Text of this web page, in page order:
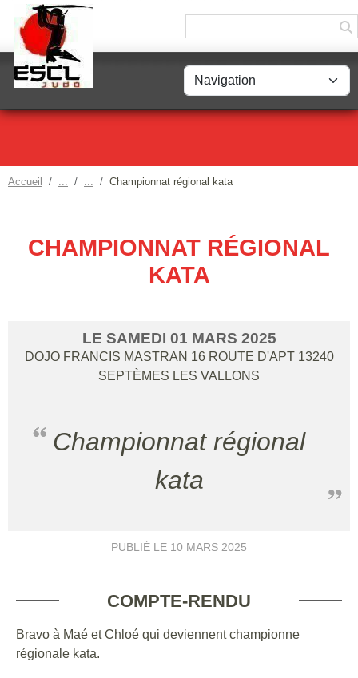
Accueil Championnat régional kata
CHAMPIONNAT RÉGIONAL
KATA
LE SAMEDI 01 MARS 2025
DOJO FRANCIS MASTRAN 16 ROUTE D'APT 13240
SEPTÈMES LES VALLONS
Championnat régional
kata
PUBLIÉ LE 10 MARS 2025
COMPTE-RENDU
Bravo à Maé et Chloé qui deviennent championne
régionale kata.
Panneau de gestion des cookies